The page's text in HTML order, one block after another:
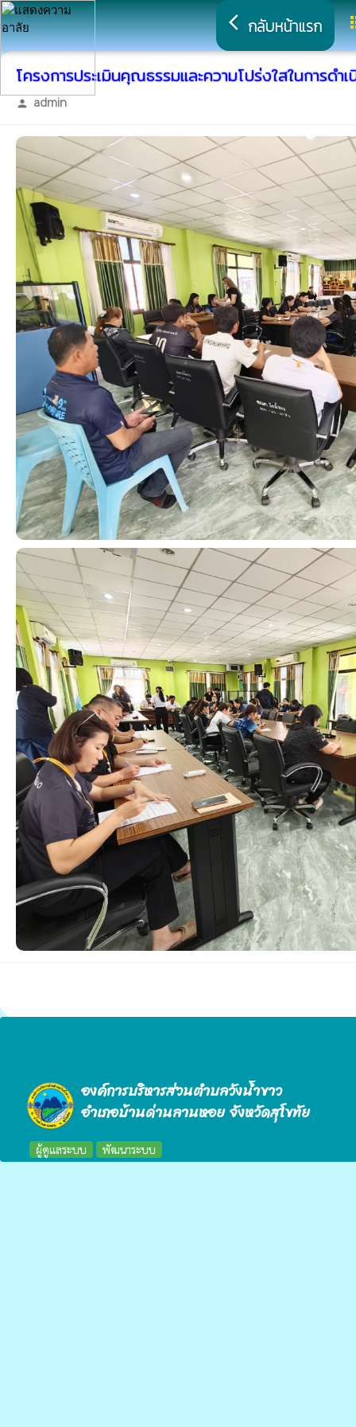
arrow_back_ios กลับหน้าแรก
โครงการประเมินคุณธรรมและความโปร่งใสในกา
person admin
องค์การบริหารส่วนตำบลวังน้ำขาว
อำเภอบ้านด่านลานหอย จังหวัดสุโขทัย
ผู้ดูแลระบบ พัฒนาระบบ